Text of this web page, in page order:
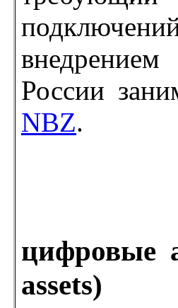
России
NBZ.
цифровые
assets)